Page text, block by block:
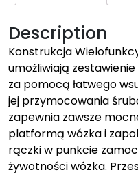
Description
Konstrukcja
umożliwiają
za pomocą łatwego
jej przymocowania
zapewnia zawsze
platformą wózka i
rączki w punkcie
żywotności wózka.